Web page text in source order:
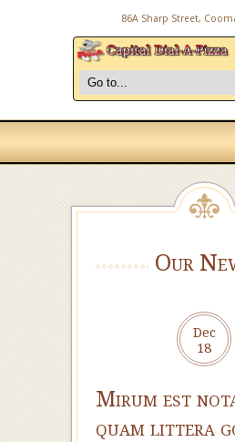
86A Sharp Street,
Our
Dec
18
Mirum est
quam littera